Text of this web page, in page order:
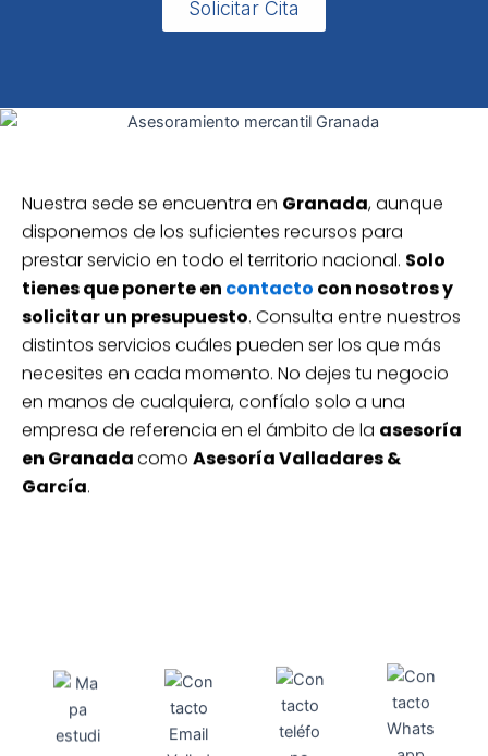
Solicitar Cita
Nuestra sede se encuentra en Granada, aunque
disponemos de los suficientes recursos para
prestar servicio en todo el territorio nacional. Solo
tienes que ponerte en contacto con nosotros y
solicitar un presupuesto. Consulta entre nuestros
distintos servicios cuáles pueden ser los que más
necesites en cada momento. No dejes tu negocio
en manos de cualquiera, confíalo solo a una
empresa de referencia en el ámbito de la asesoría
en Granadacomo Asesoría Valladares &
García.